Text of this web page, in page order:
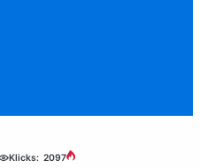
Klicks: 2097